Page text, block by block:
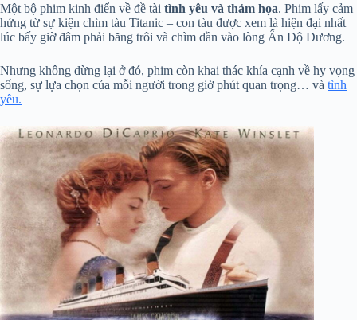
Một bộ phim kinh điển về đề tài tình yêu và thảm họa. Phim lấy cảm
hứng từ sự kiện chìm tàu Titanic – con tàu được xem là hiện đại nhất
lúc bấy giờ đâm phải băng trôi và chìm dần vào lòng Ấn Độ Dương.
Nhưng không dừng lại ở đó, phim còn khai thác khía cạnh về hy vọng
sống, sự lựa chọn của mỗi người trong giờ phút quan trọng… và tình
yêu.